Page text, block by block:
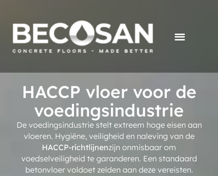
HACCP vloer voor de
voedingsindustrie
De voedingsindustrie stelt extreem hoge eisen aan
vloeren. Hygiëne, veiligheid en naleving van de
HACCP-richtlijnenzijn onmisbaar om
voedselveiligheid te garanderen. Een standaard
betonvloer voldoet zelden aan deze vereisten.